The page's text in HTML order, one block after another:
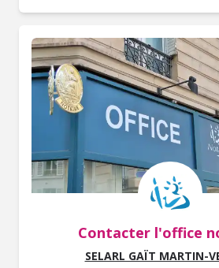
Contacter l'office
SELARL GAÏT MARTIN-